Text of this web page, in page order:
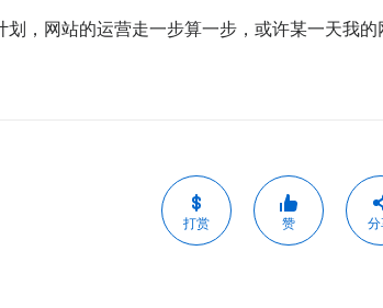
划，网站的运营走一步算一步，或许某一天我
打赏 赞